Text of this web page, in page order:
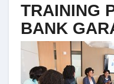
TRAINING
BANK